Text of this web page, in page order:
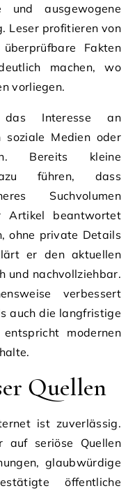
ausgewogene
Leser profitieren von
Fakten
machen, wo
vorliegen.
Interesse an
soziale Medien oder
Bereits kleine
führen, dass
Suchvolumen
Artikel beantwortet
ohne private Details
er den aktuellen
und nachvollziehbar.
verbessert
auch die langfristige
modernen
Quellen
ist zuverlässig.
auf seriöse Quellen
glaubwürdige
öffentliche